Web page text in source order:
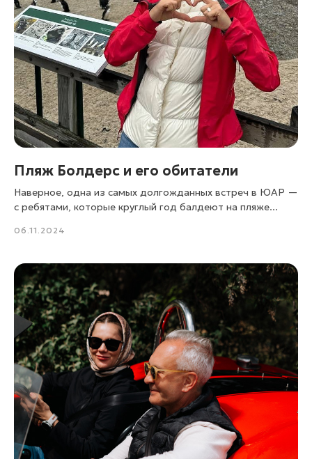
Пляж Болдерс и его обитатели
Наверное, одна из самых долгожданных встреч в ЮАР —
с ребятами, которые круглый год балдеют на пляже...
06.11.2024